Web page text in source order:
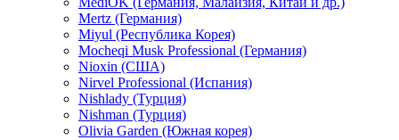
Mertz (Германия)
Miyul (Республика Корея)
Mocheqi Musk Professional (Германия)
Nioxin (США)
Nirvel Professional (Испания)
Nishlady (Турция)
Nishman (Турция)
Olivia Garden (Южная корея)